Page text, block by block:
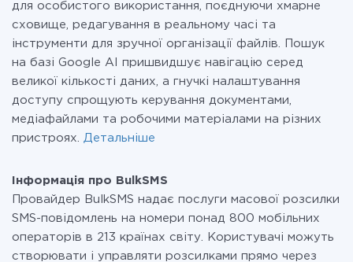
для особистого використання, поєднуючи хмарне
сховище, редагування в реальному часі та
інструменти для зручної організації файлів. Пошук
на базі Google AI пришвидшує навігацію серед
великої кількості даних, а гнучкі налаштування
доступу спрощують керування документами,
медіафайлами та робочими матеріалами на різних
пристроях. Детальніше
Інформація про BulkSMS
Провайдер BulkSMS надає послуги масової розсилки
SMS-повідомлень на номери понад 800 мобільних
операторів в 213 країнах світу. Користувачі можуть
створювати і управляти розсилками прямо через